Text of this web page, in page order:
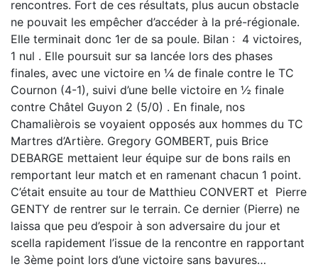
rencontres. Fort de ces résultats, plus aucun obstacle
ne pouvait les empêcher d’accéder à la pré-régionale.
Elle terminait donc 1er de sa poule. Bilan : 4 victoires,
1 nul . Elle poursuit sur sa lancée lors des phases
finales, avec une victoire en ¼ de finale contre le TC
Cournon (4-1), suivi d’une belle victoire en ½ finale
contre Châtel Guyon 2 (5/0) . En finale, nos
Chamalièrois se voyaient opposés aux hommes du TC
Martres d’Artière. Gregory GOMBERT, puis Brice
DEBARGE mettaient leur équipe sur de bons rails en
remportant leur match et en ramenant chacun 1 point.
C’était ensuite au tour de Matthieu CONVERT et Pierre
GENTY de rentrer sur le terrain. Ce dernier (Pierre) ne
laissa que peu d’espoir à son adversaire du jour et
scella rapidement l’issue de la rencontre en rapportant
le 3ème point lors d’une victoire sans bavures…